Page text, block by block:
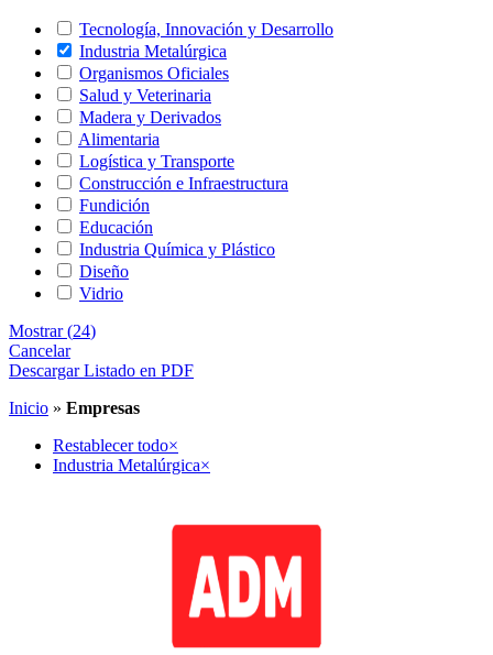
Tecnología, Innovación y Desarrollo
Industria Metalúrgica
Organismos Oficiales
Salud y Veterinaria
Madera y Derivados
Alimentaria
Logística y Transporte
Construcción e Infraestructura
Fundición
Educación
Industria Química y Plástico
Diseño
Vidrio
Mostrar(24)
Cancelar
Descargar Listado en PDF
Inicio » Empresas
Restablecer todo×
Industria Metalúrgica×